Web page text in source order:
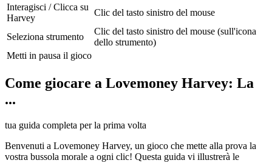
Interagisci / Clicca su
Harvey
Clic del tasto sinistro del mouse
Seleziona strumento
Clic del tasto sinistro del mouse (sull'icona
dello strumento)
Metti in pausa il gioco
Come giocare a Lovemoney Harvey: La
...
tua guida completa per la prima volta
Benvenuti a Lovemoney Harvey, un gioco che mette alla prova la
vostra bussola morale a ogni clic! Questa guida vi illustrerà le